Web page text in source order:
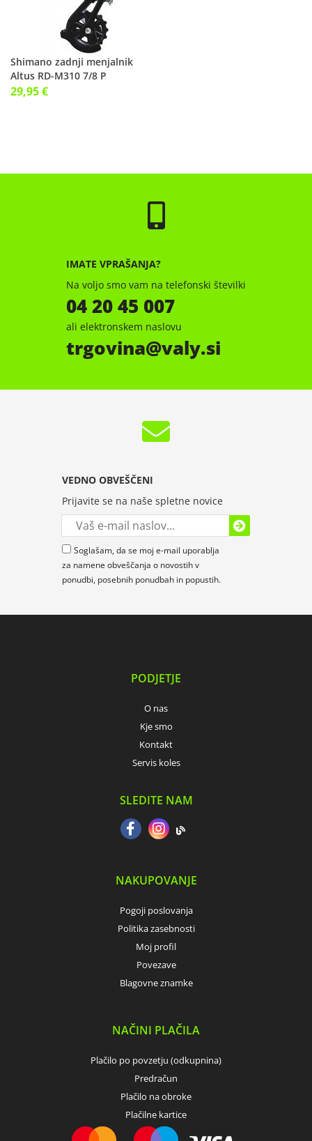
Shimano zadnji menjalnik
Altus RD-M310 7/8 P
29,95 €
IMATE VPRAŠANJA?
Na voljo smo vam na telefonski številki
04 20 45 007
ali elektronskem naslovu
trgovina valy.si
VEDNO OBVEŠČENI
Prijavite se na naše spletne novice
Soglašam, da se moj e-mail uporablja
za namene obveščanja o novostih v
ponudbi, posebnih ponudbah in popustih.
PODJETJE
O nas
Kje smo
Kontakt
Servis koles
SLEDITE NAM
NAKUPOVANJE
Pogoji poslovanja
Politika zasebnosti
Moj profil
Povezave
Blagovne znamke
NAČINI PLAČILA
Plačilo po povzetju (odkupnina)
Predračun
Plačilo na obroke
Plačilne kartice